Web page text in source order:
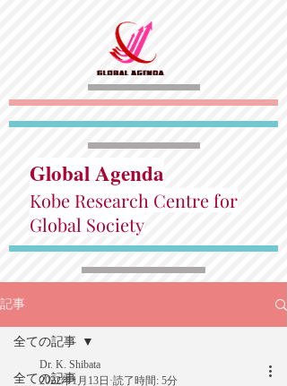
Global Agenda
Kobe Research Centre for
Global Society
記事
全ての記事
全ての記事
Dr. K. Shibata
2022年1月13日 読了時間: 5分